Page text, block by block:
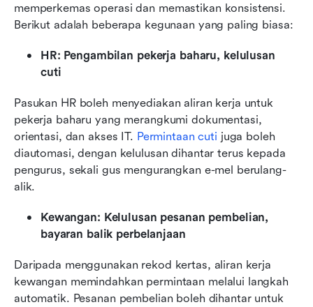
memperkemas operasi dan memastikan konsistensi.
Berikut adalah beberapa kegunaan yang paling biasa:
HR: Pengambilan pekerja baharu, kelulusan
cuti
Pasukan HR boleh menyediakan aliran kerja untuk
pekerja baharu yang merangkumi dokumentasi,
orientasi, dan akses IT. Permintaan cuti juga boleh
diautomasi, dengan kelulusan dihantar terus kepada
pengurus, sekali gus mengurangkan e-mel berulang-
alik.
Kewangan: Kelulusan pesanan pembelian,
bayaran balik perbelanjaan
Daripada menggunakan rekod kertas, aliran kerja
kewangan memindahkan permintaan melalui langkah
automatik. Pesanan pembelian boleh dihantar untuk